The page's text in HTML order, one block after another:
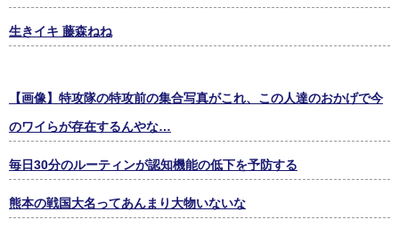
生きイキ 藤森ねね
【画像】特攻隊の特攻前の集合写真がこれ、この人達のおかげで今
のワイらが存在するんやな…
毎日30分のルーティンが認知機能の低下を予防する
熊本の戦国大名ってあんまり大物いないな